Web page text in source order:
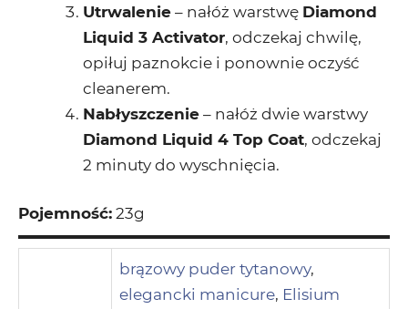
Utrwalenie – nałóż warstwę Diamond
Liquid 3 Activator, odczekaj chwilę,
opiłuj paznokcie i ponownie oczyść
cleanerem.
Nabłyszczenie – nałóż dwie warstwy
Diamond Liquid 4 Top Coat, odczekaj
2 minuty do wyschnięcia.
Pojemność: 23g
brązowy puder tytanowy,
elegancki manicure, Elisium